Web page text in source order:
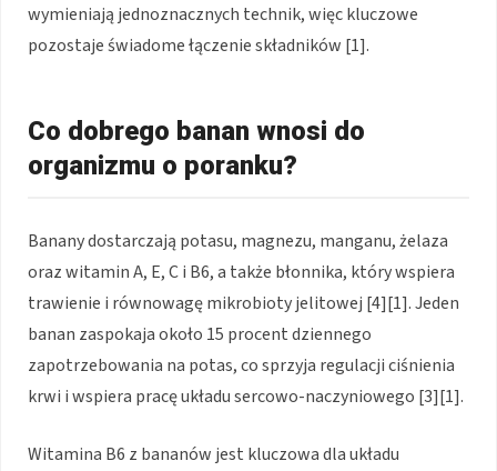
wymieniają jednoznacznych technik, więc kluczowe
pozostaje świadome łączenie składników [1].
Co dobrego banan wnosi do
organizmu o poranku?
Banany dostarczają potasu, magnezu, manganu, żelaza
oraz witamin A, E, C i B6, a także błonnika, który wspiera
trawienie i równowagę mikrobioty jelitowej [4][1]. Jeden
banan zaspokaja około 15 procent dziennego
zapotrzebowania na potas, co sprzyja regulacji ciśnienia
krwi i wspiera pracę układu sercowo-naczyniowego [3][1].
Witamina B6 z bananów jest kluczowa dla układu